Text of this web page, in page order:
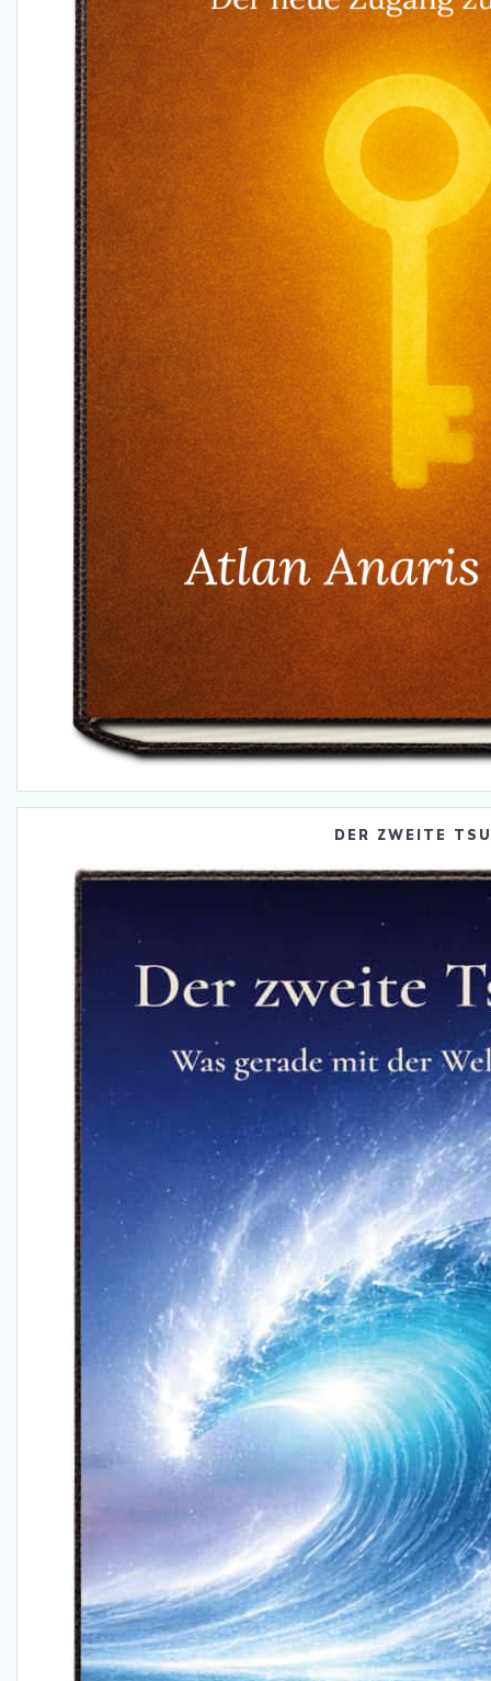
DER ZWEITE